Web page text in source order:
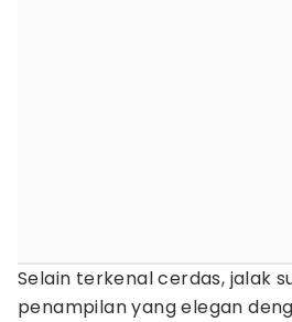
Selain terkenal cerdas, jalak
penampilan yang elegan